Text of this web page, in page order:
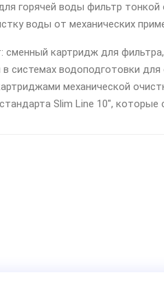
воды фильтр тонкой
воды от механических
сменный картридж для
системах водоподготовки
механической
Slim Line 10",